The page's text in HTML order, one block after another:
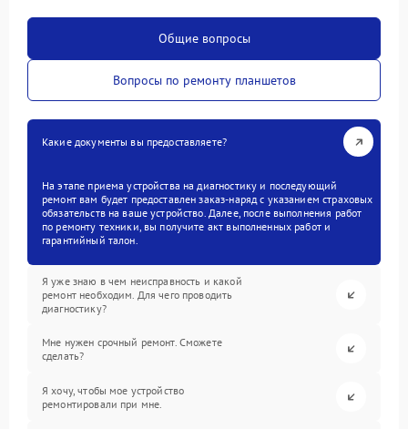
Общие вопросы
Вопросы по ремонту планшетов
Какие документы вы предоставляете?
На этапе приема устройства на диагностику и последующий
ремонт вам будет предоставлен заказ-наряд с указанием страховых
обязательств на ваше устройство. Далее, после выполнения работ
по ремонту техники, вы получите акт выполненных работ и
гарантийный талон.
Я уже знаю в чем неисправность и какой
ремонт необходим. Для чего проводить
диагностику?
Мне нужен срочный ремонт. Сможете
сделать?
Я хочу, чтобы мое устройство
ремонтировали при мне.